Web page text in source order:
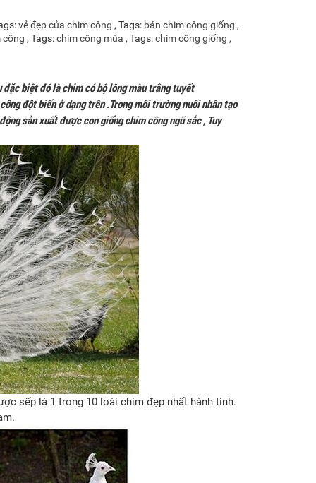
vẻ đẹp của chim công , Tags: bán chim công giống ,
công , Tags:chim công múa , Tags:chim công giống ,
biệt đó là chim có bộ lông màu trắng tuyết
đột biến ở dạng trên .Trong môi trường nuôi nhân tạo
sản xuất được con giống chim công ngũ sắc , Tuy
sếp là 1 trong 10 loài chim đẹp nhất hành tinh.